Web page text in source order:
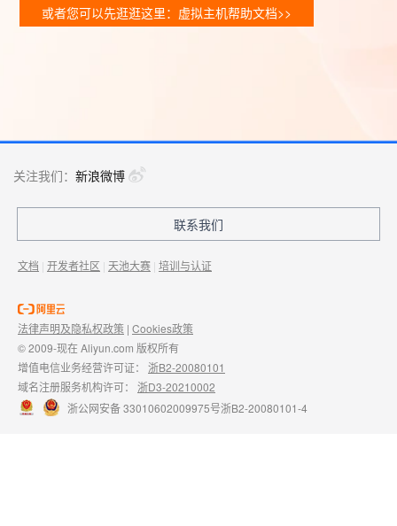
或者您可以先逛逛这里：虚拟主机帮助文档>>